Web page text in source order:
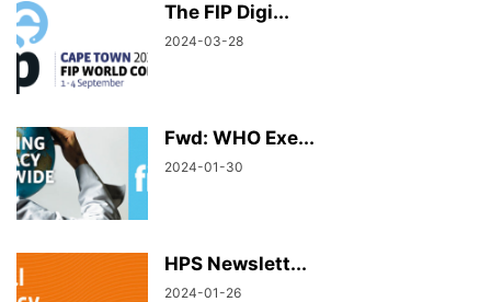
The FIP Digi...
2024-03-28
Fwd: WHO Exe...
2024-01-30
HPS Newslett...
2024-01-26